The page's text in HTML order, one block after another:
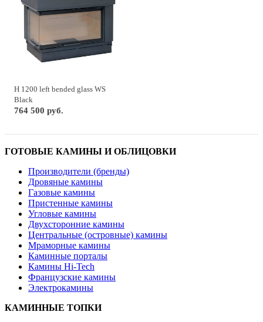
H 1200 left bended glass WS
Black
764 500 руб.
ГОТОВЫЕ КАМИНЫ И ОБЛИЦОВКИ
Производители (бренды)
Дровяные камины
Газовые камины
Пристенные камины
Угловые камины
Двухсторонние камины
Центральные (островные) камины
Мраморные камины
Каминные порталы
Камины Hi-Tech
Французские камины
Электрокамины
КАМИННЫЕ ТОПКИ